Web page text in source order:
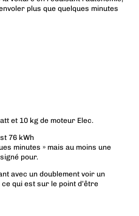
plus que quelques minutes
et 10 kg de moteur Elec.
76 kWh
minutes » mais au moins une
pour.
avec un doublement voir un
qui est sur le point d’être